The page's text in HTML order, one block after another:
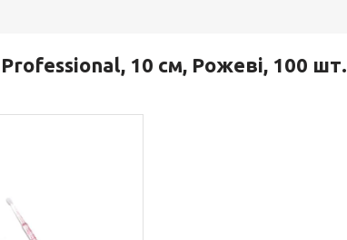
10 см, Рожеві, 100 шт.